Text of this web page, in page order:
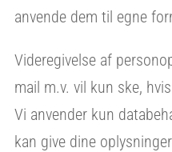
anvende dem til egne
Videregivelse af
mail m.v. vil kun ske,
Vi anvender kun
kan give dine